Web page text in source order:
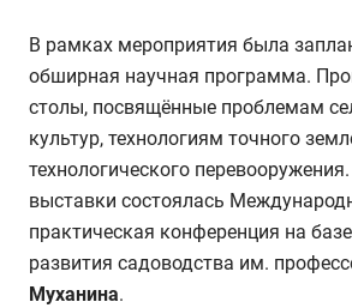
В рамках мероприятия была
обширная научная программа.
столы, посвящённые проблемам
культур, технологиям точного
технологического
выставки состоялась
практическая конференция на
развития садоводства им.
Муханина.